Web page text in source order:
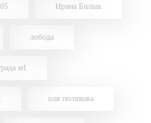
Ирина Билык
лобода
м1
оля полякова